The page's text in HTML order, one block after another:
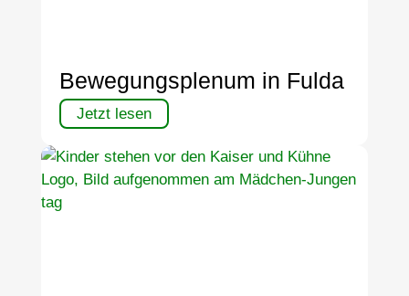
Bewegungsplenum in Fulda
Jetzt lesen